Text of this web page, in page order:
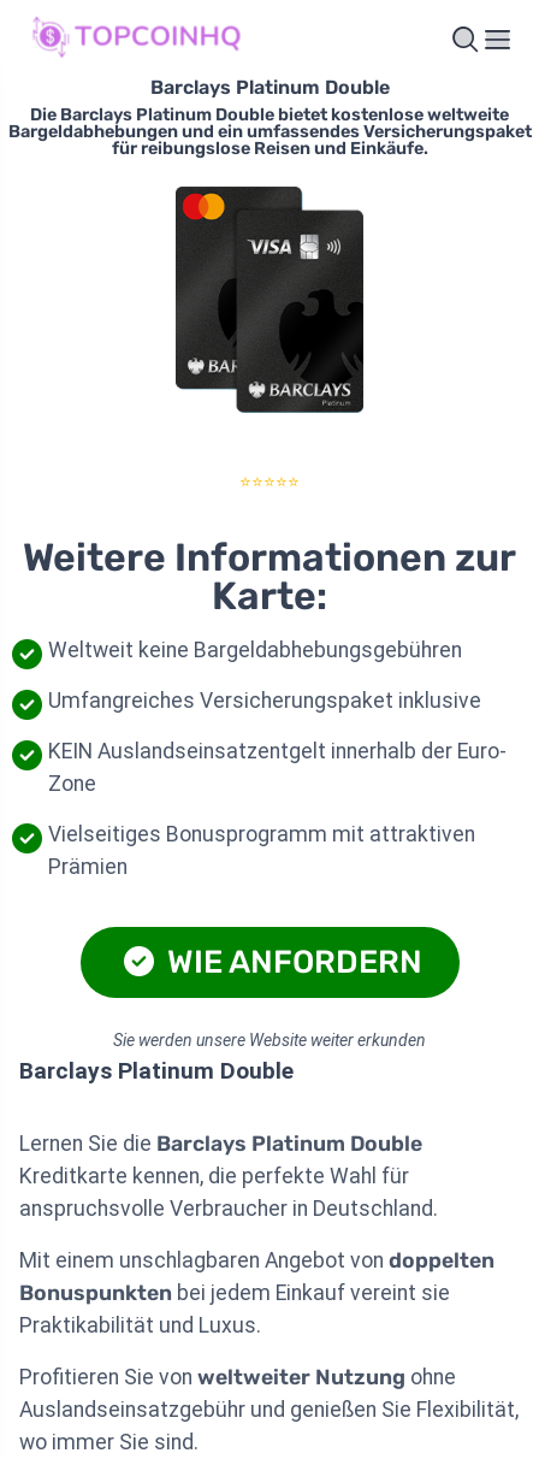
Barclays Platinum Double
Die Barclays Platinum Double bietet kostenlose weltweite
Bargeldabhebungen und ein umfassendes Versicherungspaket
für reibungslose Reisen und Einkäufe.
⭐⭐⭐⭐⭐
Weitere Informationen zur
Karte:
Weltweit keine Bargeldabhebungsgebühren
Umfangreiches Versicherungspaket inklusive
KEIN Auslandseinsatzentgelt innerhalb der Euro-
Zone
Vielseitiges Bonusprogramm mit attraktiven
Prämien
WIE ANFORDERN
Sie werden unsere Website weiter erkunden
Barclays Platinum Double
Lernen Sie die Barclays Platinum Double
Kreditkarte kennen, die perfekte Wahl für
anspruchsvolle Verbraucher in Deutschland.
Mit einem unschlagbaren Angebot von doppelten
Bonuspunkten bei jedem Einkauf vereint sie
Praktikabilität und Luxus.
Profitieren Sie von weltweiter Nutzung ohne
Auslandseinsatzgebühr und genießen Sie Flexibilität,
wo immer Sie sind.